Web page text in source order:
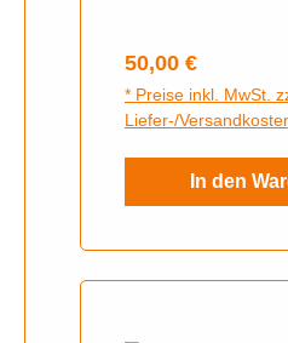
Regulärer Preis:
50,00 €
* Preise inkl. MwSt.
Liefer-/
In den